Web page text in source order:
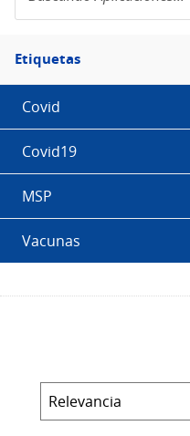
Filtro
Etiquetas
Etiquetas
Covid
Covid19
MSP
Vacunas